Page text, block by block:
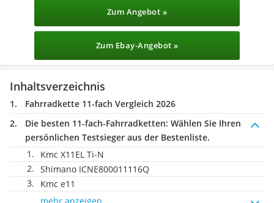
Zum Angebot »
Zum Ebay-Angebot »
Inhaltsverzeichnis
Fahrradkette 11-fach Vergleich 2026
Die besten 11-fach-Fahrradketten: Wählen Sie Ihren
persönlichen Testsieger aus der Bestenliste.
Kmc X11EL Ti-N
Shimano ‎ICNE800011116Q
Kmc e11